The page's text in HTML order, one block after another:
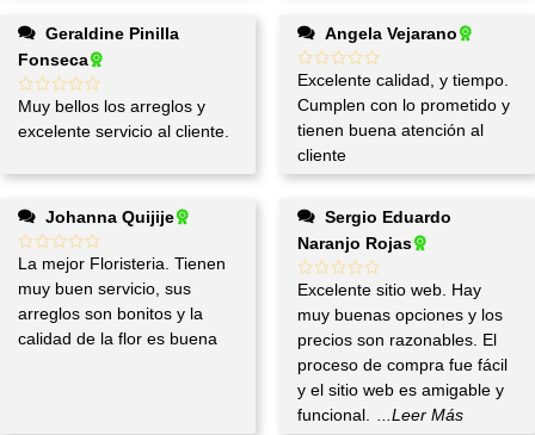
Fonseca
Muy bellos los arreglos y
excelente servicio al cliente.
Angela Vejarano
Excelente calidad, y tiempo.
Cumplen con lo prometido y
tienen buena atención al
cliente
Johanna Quijije
La mejor Floristeria. Tienen
muy buen servicio, sus
arreglos son bonitos y la
calidad de la flor es buena
Naranjo Rojas
Excelente sitio web. Hay
muy buenas opciones y los
precios son razonables. El
proceso de compra fue fácil
y el sitio web es amigable y
funcional.
...Leer Más